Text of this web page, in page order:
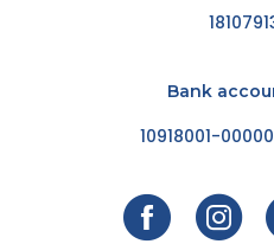
Bank
10918001-